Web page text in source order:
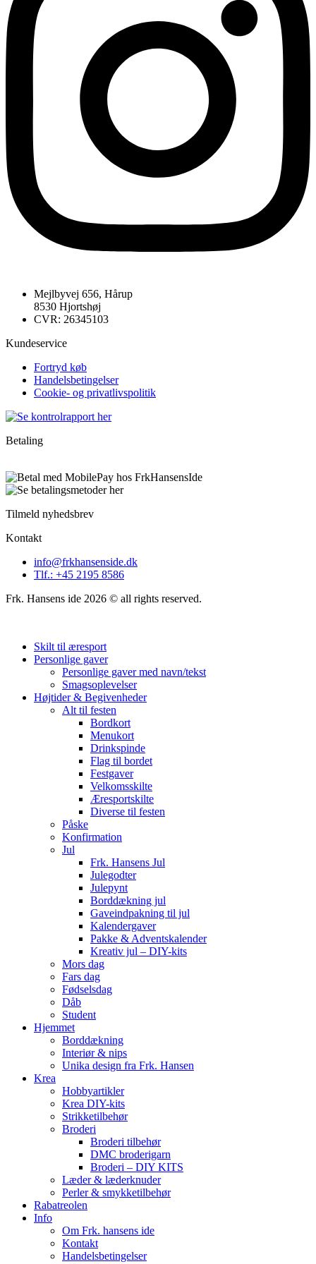
Mejlbyvej 656, Hårup
8530 Hjortshøj
CVR: 26345103
Kundeservice
Fortryd køb
Handelsbetingelser
Cookie- og privatlivspolitik
Betaling
Tilmeld nyhedsbrev
Kontakt
info@frkhansenside.dk
Tlf.: +45 2195 8586
Frk. Hansens ide 2026 © all rights reserved.
Skilt til æresport
Personlige gaver
Personlige gaver med navn/tekst
Smagsoplevelser
Højtider & Begivenheder
Alt til festen
Bordkort
Menukort
Drinkspinde
Flag til bordet
Festgaver
Velkomsskilte
Æresportskilte
Diverse til festen
Påske
Konfirmation
Jul
Frk. Hansens Jul
Julegodter
Julepynt
Borddækning jul
Gaveindpakning til jul
Kalendergaver
Pakke & Adventskalender
Kreativ jul – DIY-kits
Mors dag
Fars dag
Fødselsdag
Dåb
Student
Hjemmet
Borddækning
Interiør & nips
Unika design fra Frk. Hansen
Krea
Hobbyartikler
Krea DIY-kits
Strikketilbehør
Broderi
Broderi tilbehør
DMC broderigarn
Broderi – DIY KITS
Læder & læderknuder
Perler & smykketilbehør
Rabatreolen
Info
Om Frk. hansens ide
Kontakt
Handelsbetingelser